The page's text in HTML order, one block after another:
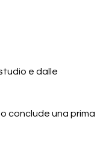
e dalle
conclude una prima